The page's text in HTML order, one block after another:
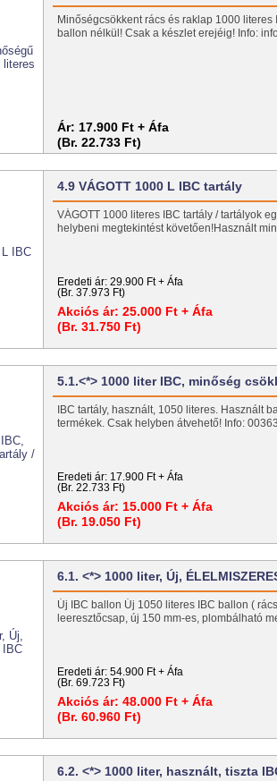
Minőségcsökkent rács és raklap 1000
ballon nélkül! Csak a készlet erejéig! Info:
Ár: 17.900 Ft + Áfa
(Br. 22.733 Ft)
4.9 VÁGOTT 1000 L IBC tartály
VÁGOTT 1000 literes IBC tartály / tartályok
helybeni megtekintést követően!Használt
Eredeti ár: 29.900 Ft + Áfa
(Br. 37.973 Ft)
Akciós ár: 25.000 Ft + Áfa
(Br. 31.750 Ft)
5.1.<*> 1000 liter IBC, minőség
IBC tartály, használt, 1050 literes. Használt
termékek. Csak helyben átvehető! Info:
Eredeti ár: 17.900 Ft + Áfa
(Br. 22.733 Ft)
Akciós ár: 15.000 Ft + Áfa
(Br. 19.050 Ft)
6.1. <*> 1000 liter, Új,
Új IBC ballon Új 1050 literes IBC ballon (
leeresztőcsap, új 150 mm-es, plombálható
Eredeti ár: 54.900 Ft + Áfa
(Br. 69.723 Ft)
Akciós ár: 48.000 Ft + Áfa
(Br. 60.960 Ft)
6.2. <*> 1000 liter, használt, tiszta